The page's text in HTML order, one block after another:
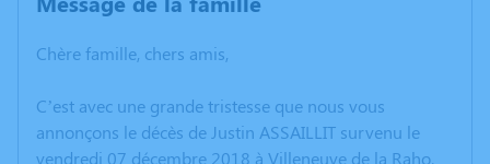
Chère famille, chers amis,
C’est avec une grande tristesse que nous vous
annonçons le décès de Justin ASSAILLIT survenu le
vendredi 07 décembre 2018 à Villeneuve de la Raho.